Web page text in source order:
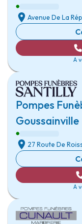
Avenue De La
A
Pompes
Goussainville
27 Route De
A